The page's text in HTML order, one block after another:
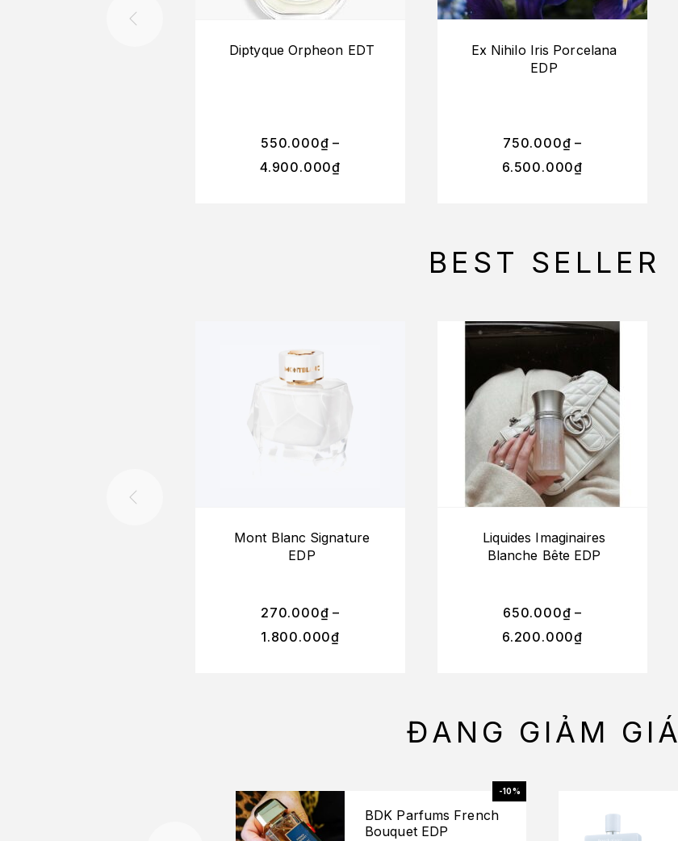
Diptyque Orpheon EDT
550.000₫ –
4.900.000₫
Ex Nihilo Iris Porcelana
EDP
750.000₫ –
6.500.000₫
BEST SELLER
Mont Blanc Signature
EDP
270.000₫ –
1.800.000₫
Liquides Imaginaires
Blanche Bête EDP
650.000₫ –
6.200.000₫
ĐANG GIẢM GIÁ
-10%
BDK Parfums French
Bouquet EDP